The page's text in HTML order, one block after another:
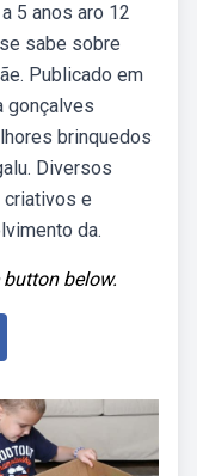
5 anos aro 12
sabe sobre
Publicado em
gonçalves
brinquedos
Diversos
e
da.
below.